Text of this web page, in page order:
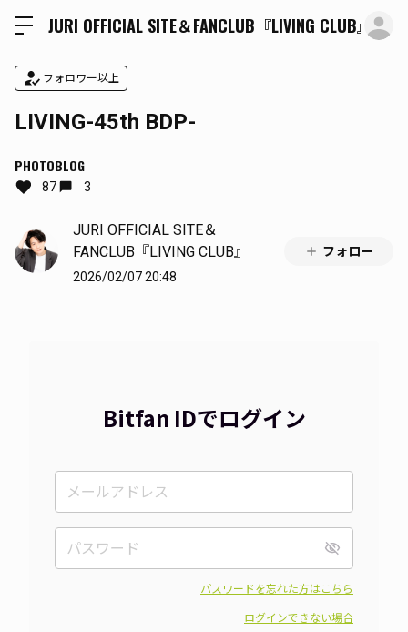
JURI OFFICIAL SITE＆FANCLUB『LIVING CLUB』
フォロワー以上
LIVING-45th BDP-
PHOTOBLOG
87 3
JURI OFFICIAL SITE＆
FANCLUB『LIVING CLUB』
2026/02/07 20:48
フォロー
Bitfan IDでログイン
パスワードを忘れた方はこちら
ログインできない場合